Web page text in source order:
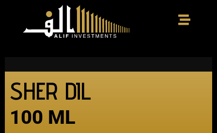
SHER DIL
100 ML